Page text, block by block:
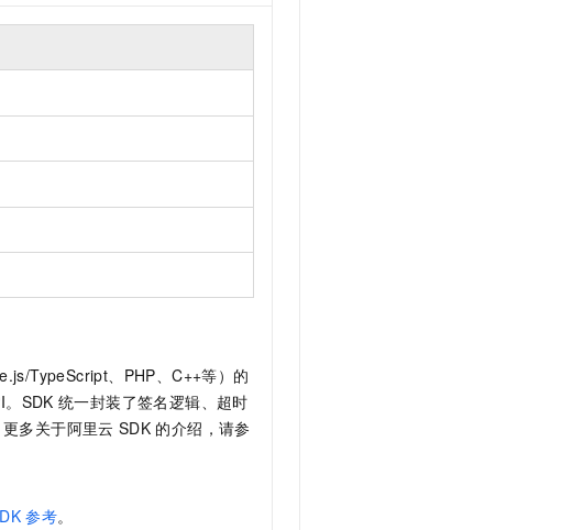
TypeScript、PHP、C++等）的
SDK 统一封装了签名逻辑、超时
多关于阿里云 SDK 的介绍，请参
参考。